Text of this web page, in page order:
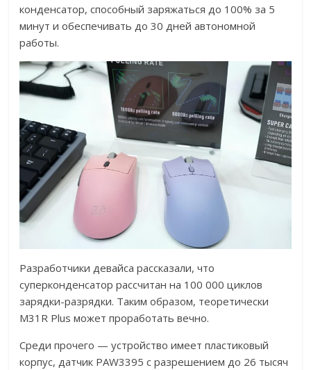
конденсатор, способный заряжаться до 100% за 5
минут и обеспечивать до 30 дней автономной
работы.
Разработчики девайса рассказали, что
суперконденсатор рассчитан на 100 000 циклов
зарядки-разрядки. Таким образом, теоретически
M31R Plus может проработать вечно.
Среди прочего — устройство имеет пластиковый
корпус, датчик PAW3395 с разрешением до 26 тысяч